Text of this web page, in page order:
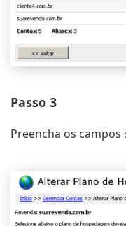
Passo 3
Preencha os campos